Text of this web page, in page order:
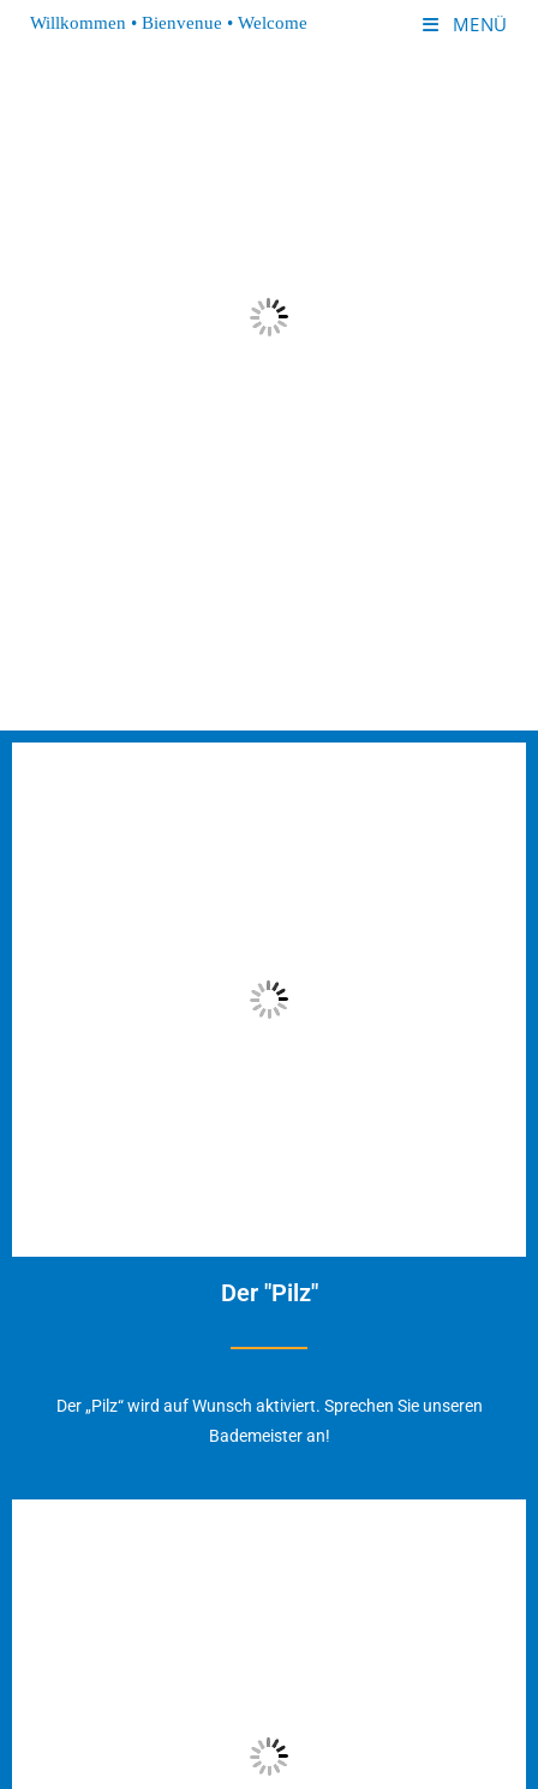
Willkommen • Bienvenue • Welcome MENÜ
Der "Pilz"
Der „Pilz“ wird auf Wunsch aktiviert. Sprechen Sie unseren
Bademeister an!